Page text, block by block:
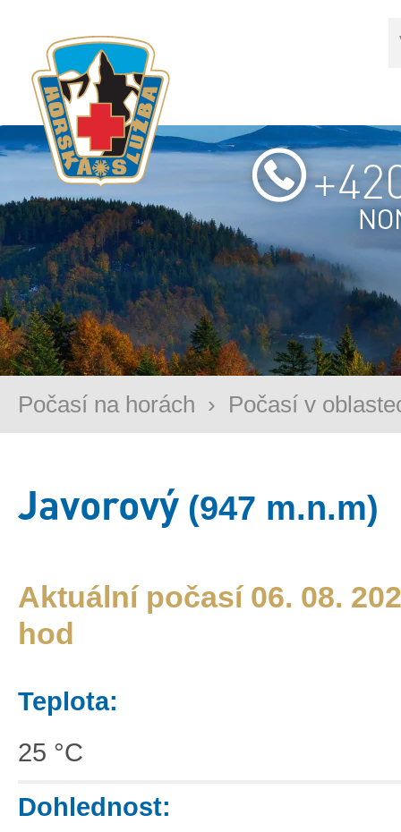
Počasí na horách › Počasí v
Javorový (947 m.n.m)
Aktuální počasí 06. 08.
hod
Teplota:
25 °C
Dohlednost: